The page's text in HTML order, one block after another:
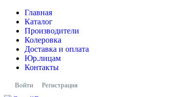
Главная
Каталог
Производители
Колеровка
Доставка и оплата
Юр.лицам
Контакты
Войти Регистрация